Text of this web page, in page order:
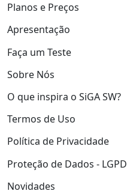
Planos e Preços
Apresentação
Faça um Teste
Sobre Nós
O que inspira o SiGA SW?
Termos de Uso
Política de Privacidade
Proteção de Dados - LGPD
Novidades